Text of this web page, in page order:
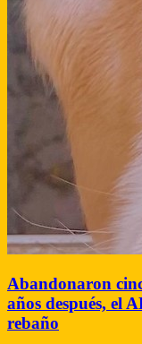
Abandonaron
años después, el
rebaño